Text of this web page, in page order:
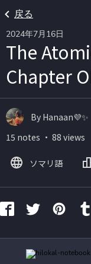
戻る
2024年7月16日
The
Chapter
By Hanaan💜✨
15 notes ・ 88 views
ソマリ語